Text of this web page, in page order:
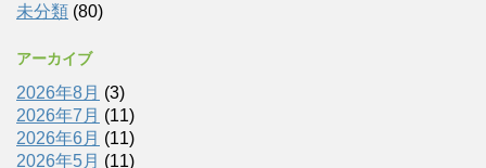
未分類 (80)
アーカイブ
2026年8月 (3)
2026年7月 (11)
2026年6月 (11)
2026年5月 (11)